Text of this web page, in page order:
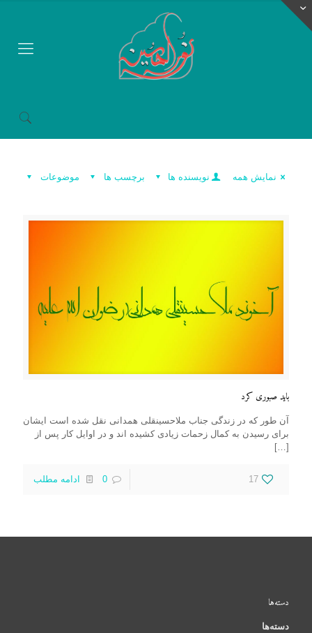
موضوعات برچسب ها نویسنده ها نمایش همه
باید صبوری کرد
آن طور که در زندگی جناب ملاحسینقلی همدانی نقل شده است ایشان
برای رسیدن به کمال زحمات زیادی کشیده اند و در اوایل کار پس از
[…]
17
0 ادامه مطلب
دسته‌ها
دسته‌ها